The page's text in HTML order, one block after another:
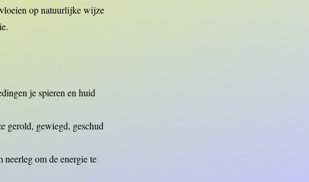
op natuurlijke wijze
je spieren en huid
gerold, gewiegd, geschud
om de energie te